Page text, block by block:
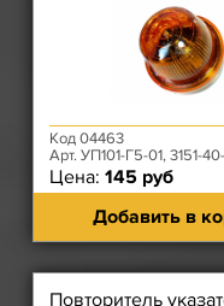
Код 04463
Арт. УП101-Г5-01, 3151-
Цена: 145 руб
Добавить в
Повторитель